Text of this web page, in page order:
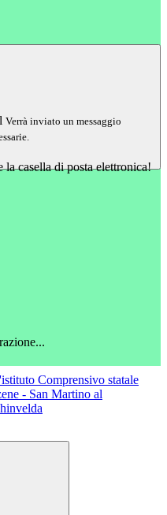
Verrà inviato un messaggio
casella di posta elettronica!